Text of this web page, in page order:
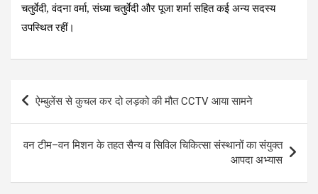
चतुर्वेदी, वंदना वर्मा, संध्या चतुर्वेदी और पूजा शर्मा सहित कई अन्य सदस्य
उपस्थित रहीं।
navigation
ऐम्बुलेंस से कुचल कर दो लड़को की मौत CCTV आया सामने
वन टीम–वन मिशन के तहत सैन्य व सिविल चिकित्सा संस्थानों का संयुक्त
आपदा अभ्यास